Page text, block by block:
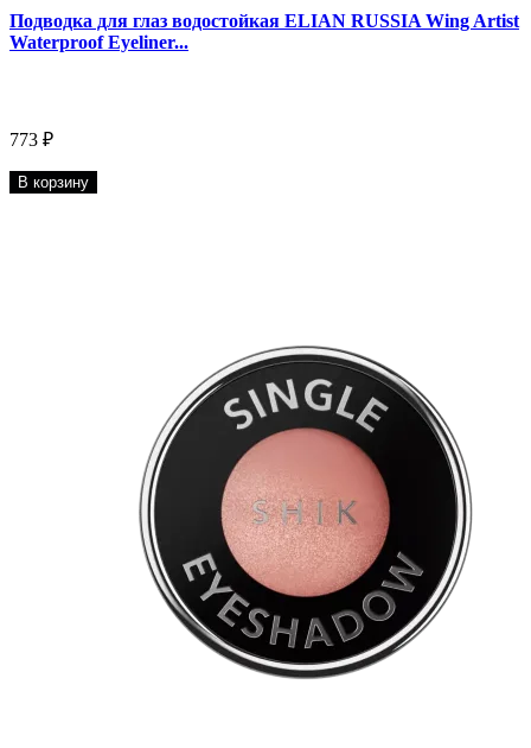
Подводка для глаз водостойкая ELIAN RUSSIA Wing Artist
Waterproof Eyeliner...
773 ₽
В корзину